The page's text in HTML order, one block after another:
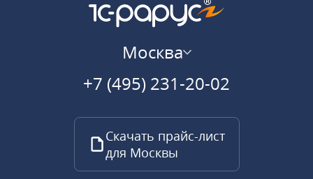
Москва
+7 (495) 231-20-02
Скачать прайс-лист
для Москвы